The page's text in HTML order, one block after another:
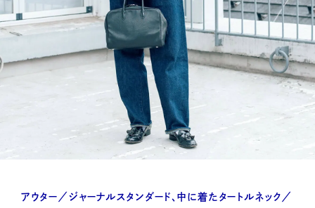
アウター／ジャーナルスタンダード、中に着たタートルネック／